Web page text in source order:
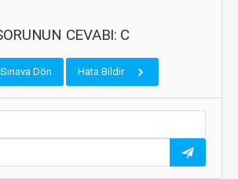
CEVABI: C
Sınava Dön Hata Bildir